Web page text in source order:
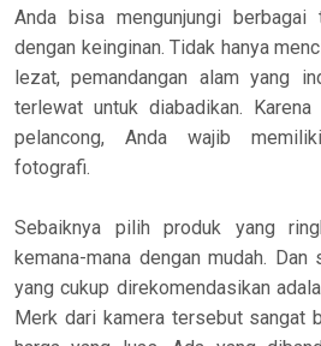
Anda bisa mengunjungi
dengan keinginan. Tidak hanya
lezat, pemandangan alam yang
terlewat untuk diabadikan.
pelancong, Anda wajib
fotografi.
Sebaiknya pilih produk yang
kemana-mana dengan mudah. Dan
yang cukup direkomendasikan
Merk dari kamera tersebut sangat